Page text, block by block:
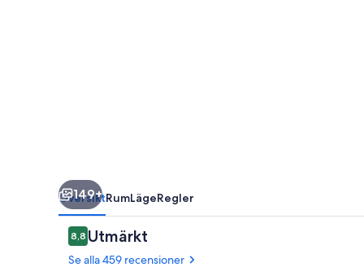
149+
ÖversiktRumLägeRegler
Recensioner
8,88,8 av 10,
Utmärkt
Se alla 459 recensioner